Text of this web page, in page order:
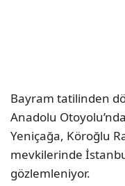
Bayram tatilinden
Anadolu
Yeniçağa, Köroğlu
mevkilerinde
gözlemleniyor.